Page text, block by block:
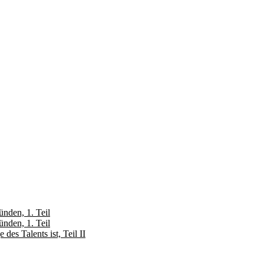
1. Teil
1. Teil
des Talents ist, Teil II